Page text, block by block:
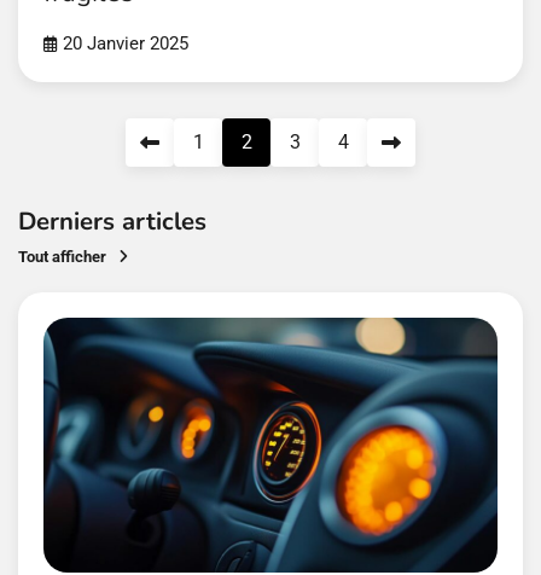
20 Janvier 2025
Pagination
publications
1 2 3 4
Derniers articles
Tout afficher